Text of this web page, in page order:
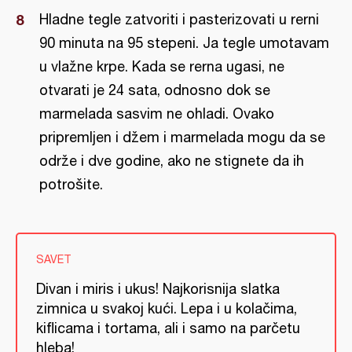
Hladne tegle zatvoriti i pasterizovati u rerni
90 minuta na 95 stepeni. Ja tegle umotavam
u vlažne krpe. Kada se rerna ugasi, ne
otvarati je 24 sata, odnosno dok se
marmelada sasvim ne ohladi. Ovako
pripremljen i džem i marmelada mogu da se
održe i dve godine, ako ne stignete da ih
potrošite.
SAVET
Divan i miris i ukus! Najkorisnija slatka
zimnica u svakoj kući. Lepa i u kolačima,
kiflicama i tortama, ali i samo na parčetu
hleba!